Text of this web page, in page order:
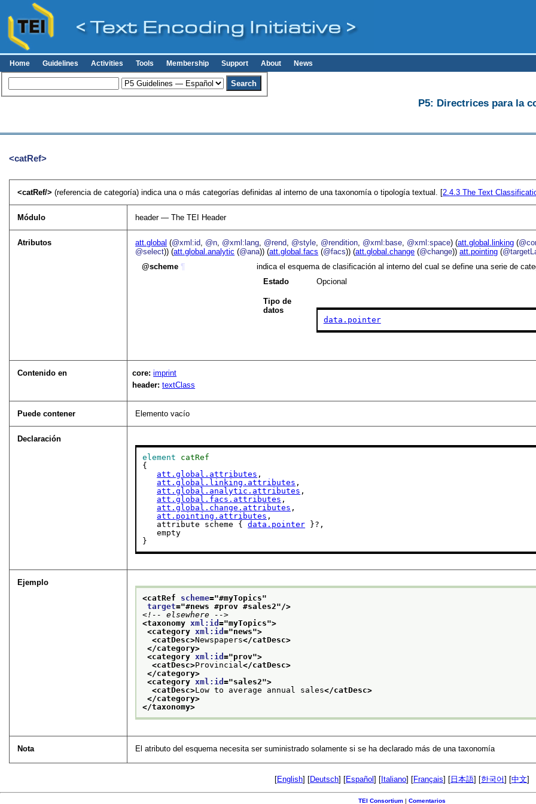
Home Guidelines Activities Tools Membership Support About News
P5: Directrices para la
<catRef>
<catRef >(referencia de categoría) indica una o más categorías definidas al interno de una taxonomía o tipología textual. [2.4.3The Text
Módulo header — The TEI Header
Atributos att.global (@xml:id @n @xml:lang @rend @style @rendition @xml:base @xml:space) (att.global.linking (
@select)) (att.global.analytic (@ana)) (att.global.facs (@facs)) (att.global.change (@change))att.pointing (
scheme ¶
indica el esquema de clasificación al interno del cual se define una serie de
Estado
Opcional
Tipo de
datos
data.pointer
Contenido en core:imprint
header:textClass
Puede contener Elemento vacío
Declaración
element
catRef
{
att.global.attributes ,
att.global.linking.attributes ,
att.global.analytic.attributes ,
att.global.facs.attributes ,
att.global.change.attributes ,
att.pointing.attributes ,
   attribute scheme {
data.pointer }?,
   empty
}
Ejemplo
<catRef scheme="#myTopics"
target="#news #prov #sales2"/>
<!-- elsewhere -->
<taxonomy xml:id="myTopics">
<category xml:id="news">
<catDesc>Newspapers</catDesc>
</category>
<category xml:id="prov">
<catDesc>Provincial</catDesc>
</category>
<category xml:id="sales2">
<catDesc>Low to average annual sales</catDesc>
</category>
</taxonomy>
Nota El atributo del esquema necesita ser suministrado solamente si se ha declarado más de una taxonomía
[English] [Deutsch] [Español] [Italiano] [Français] [日本語] [한국어] [中文]
TEI Consortium | Comentarios